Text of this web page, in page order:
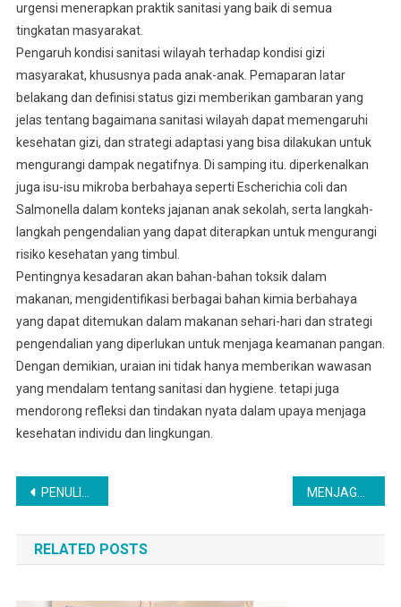
urgensi menerapkan praktik sanitasi yang baik di semua
tingkatan masyarakat.
Pengaruh kondisi sanitasi wilayah terhadap kondisi gizi
masyarakat, khususnya pada anak-anak. Pemaparan latar
belakang dan definisi status gizi memberikan gambaran yang
jelas tentang bagaimana sanitasi wilayah dapat memengaruhi
kesehatan gizi, dan strategi adaptasi yang bisa dilakukan untuk
mengurangi dampak negatifnya. Di samping itu. diperkenalkan
juga isu-isu mikroba berbahaya seperti Escherichia coli dan
Salmonella dalam konteks jajanan anak sekolah, serta langkah-
langkah pengendalian yang dapat diterapkan untuk mengurangi
risiko kesehatan yang timbul.
Pentingnya kesadaran akan bahan-bahan toksik dalam
makanan, mengidentifikasi berbagai bahan kimia berbahaya
yang dapat ditemukan dalam makanan sehari-hari dan strategi
pengendalian yang diperlukan untuk menjaga keamanan pangan.
Dengan demikian, uraian ini tidak hanya memberikan wawasan
yang mendalam tentang sanitasi dan hygiene. tetapi juga
mendorong refleksi dan tindakan nyata dalam upaya menjaga
kesehatan individu dan lingkungan.
Navigasi
pos
PENULISAN BERBAGAI LITERATUR REVIEW BIDANG KESEHATAN MENJAGA KESEHATAN FISIK, MENTAL DAN REPRODUKSI PADA REMAJA
RELATED POSTS